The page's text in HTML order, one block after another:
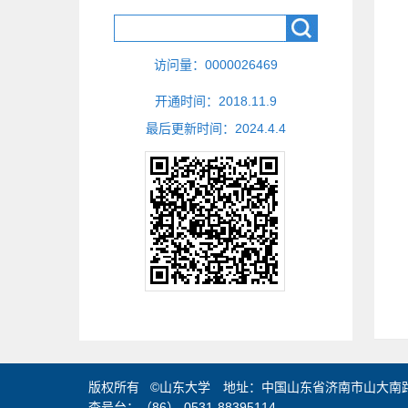
访问量： 0000026469
开通时间： 2018 11 9
最后更新时间： 2024 4 4
版权所有 ©山东大学 地址：中国山东省济南市山大